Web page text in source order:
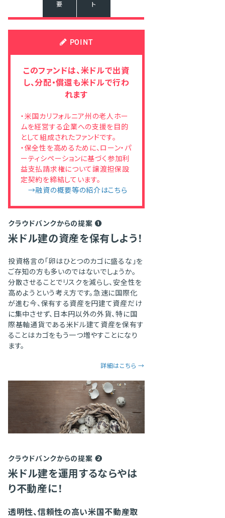
要 ト
POINT
このファンドは、米ドルで出資
し、分配・償還も米ドルで行わ
れます
・米国カリフォルニア州の老人ホー
ムを経営する企業への支援を目的
として組成されたファンドです。
・保全性を高めるために、ローン・パ
ーティシペーションに基づく参加利
益支払請求権について譲渡担保設
定契約を締結しています。
→融資の概要等の紹介はこちら
クラウドバンクからの提案 ❶
米ドル建の資産を保有しよう！
投資格言の「卵はひとつのカゴに盛るな」を
ご存知の方も多いのではないでしょうか。
分散させることでリスクを減らし、安全性を
高めようという考え方です。急速に国際化
が進む今、保有する資産を円建て資産だけ
に集中させず、日本円以外の外貨、特に国
際基軸通貨である米ドル建て資産を保有す
ることはカゴをもう一つ増やすことになり
ます。
詳細はこちら →
クラウドバンクからの提案 ❷
米ドル建を運用するならやは
り不動産に！
透明性、信頼性の高い米国不動産取